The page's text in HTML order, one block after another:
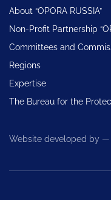
About “OPORA RUSSIA”
Non-Profit Partnership
Committees and
Regions
Expertise
The Bureau for the
Website developed by —